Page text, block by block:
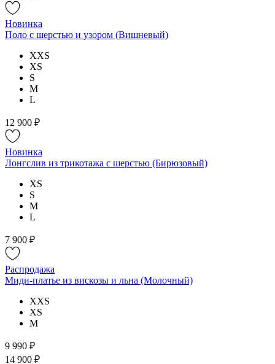
Новинка
Поло с шерстью и узором (Вишневый)
XXS
XS
S
M
L
12 900 ₽
Новинка
Лонгслив из трикотажа с шерстью (Бирюзовый)
XS
S
M
L
7 900 ₽
Распродажа
Миди-платье из вискозы и льна (Молочный)
XXS
XS
M
9 990 ₽
14 900 ₽